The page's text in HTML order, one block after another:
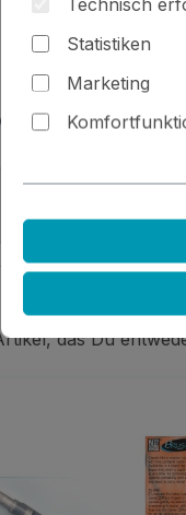
Nicht für Kinder · ⚙️
das Du
Statistiken
Marketing